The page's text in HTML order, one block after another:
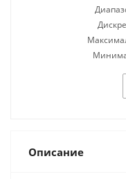
Описание